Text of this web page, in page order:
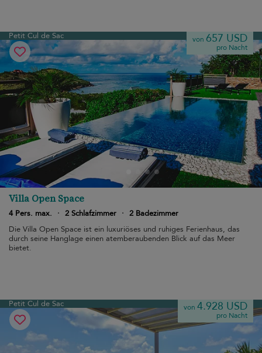
Petit Cul de Sac von 657 USD
pro Nacht
Villa Open Space
4 Pers. max. · 2 Schlafzimmer · 2 Badezimmer
Die Villa Open Space ist ein luxuriöses und ruhiges Ferienhaus, das
durch seine Hanglage einen atemberaubenden Blick auf das Meer
bietet.
Petit Cul de Sac von 4.928 USD
pro Nacht